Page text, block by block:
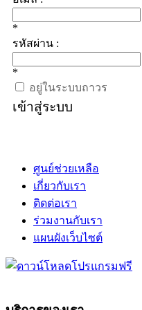
*
รหัสผ่าน :
*
อยู่ในระบบถาวร
เข้าสู่ระบบ
ศูนย์ช่วยเหลือ
เกี่ยวกับเรา
ติดต่อเรา
ร่วมงานกับเรา
แผนผังเว็บไซต์